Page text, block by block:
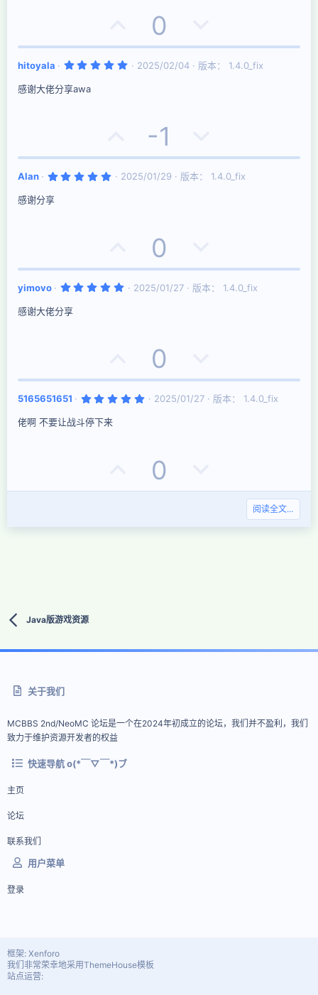
好
评
0
决
票
hitoyala
5 2025/02/04 版本： 1.4.0_fix
感谢大佬分享awa
好
评
-1
决
票
Alan
5 2025/01/29 版本： 1.4.0_fix
感谢分享
好
评
0
决
票
yimovo
5 2025/01/27 版本： 1.4.0_fix
感谢大佬分享
好
评
0
决
票
5165651651
5 2025/01/27 版本： 1.4.0_fix
佬啊 不要让战斗停下来
好
评
0
决
阅读全文...
Java版游戏资源
关于我们
MCBBS 2nd/NeoMC 论坛是一个在2024年初成立的论坛，我们并不盈利，我们
致力于维护资源开发者的权益
快速导航 o(*￣▽￣*)ブ
主页
论坛
联系我们
用户菜单
登录
框架: Xenforo
我们非常荣幸地采用ThemeHouse模板
站点运营: